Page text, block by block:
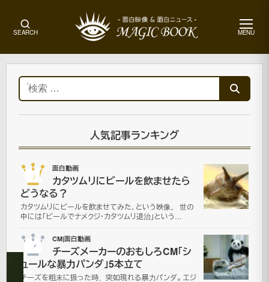
SEARCH MENU
メ
ュ
ー
ー 検
索:
人気記事ランキング
01 面白動画
カタツムリにビールを飲ませたら
どうなる？
カタツムリにビールを飲ませてみた、という映像。 世の
中には「ビールでナメクジ・カタツムリ退治」という…
02 CM|面白動画
チーズメーカーのおもしろCM「シ
ュールな暴力パンダ」5本立て
チーズを粗末に扱った時、突如現れる暴力パンダ。 エジ